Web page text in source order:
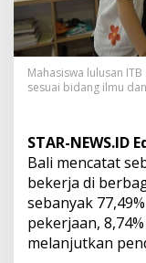
Mahasiswa lulusan
sesuai bidang ilmu
STAR-NEWS.ID
Bali mencatat
bekerja di
sebanyak
pekerjaan,
melanjutkan